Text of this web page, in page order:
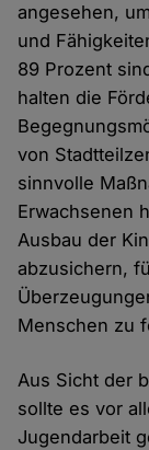
angesehen,
und
89 Prozent
halten die
von
sinnvolle
Erwachsenen
Ausbau der
abzusichern,
Menschen zu
Aus Sicht der
sollte es vor
Jugendarbeit